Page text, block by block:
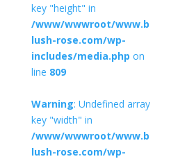
key "height" in
/www/wwwroot/www.b
lush-rose.com/wp-
includes/media.php on
line 809
Warning: Undefined array
key "width" in
/www/wwwroot/www.b
lush-rose.com/wp-